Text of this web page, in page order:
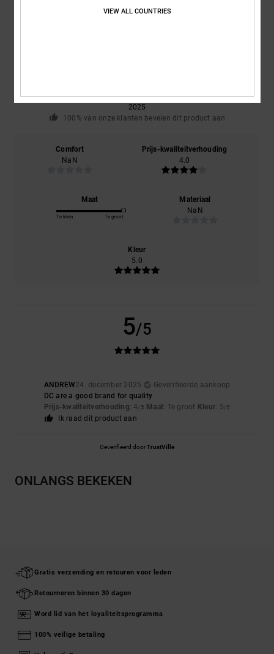
gebaseerd op1 geverifieerde beoordelingensinds december
2025
100% van onze klanten bevelen dit product aan
Comfort
NaN
Prijs-kwaliteitverhouding
4.0
Maat
Te klein Te groot
Materiaal
NaN
Kleur
5.0
5/5
ANDREW24. december 2025
Geverifieerde aankoop
DC are a good brand for quality
Prijs-kwaliteitverhouding: 4/5 Maat: Te groot Kleur: 5/5
Ik raad dit product aan
Geverifieerd doorTrustVille
ONLANGS BEKEKEN
Gratis verzending en retouren voor leden
Retourneren binnen 30 dagen
Word lid van het loyaliteitsprogramma
100% veilige betaling
VIEW ALL COUNTRIES